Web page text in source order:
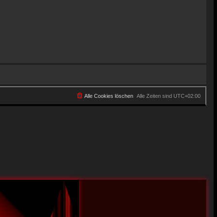
Alle Zeiten sind UTC+02:00
Alle Cookies löschen